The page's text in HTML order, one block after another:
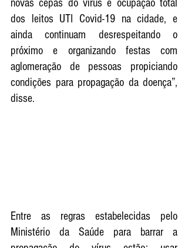
novas cepas do vírus e ocupação total
dos leitos UTI Covid-19 na cidade, e
ainda continuam desrespeitando o
próximo e organizando festas com
aglomeração de pessoas propiciando
condições para propagação da doença”,
disse.
Entre as regras estabelecidas pelo
Ministério da Saúde para barrar a